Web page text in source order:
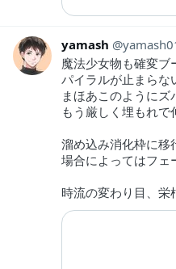
yamash
魔法少女物も確変ブ
パイラルが止まらな
まほあこのようにズ
もう厳しく埋もれ
溜め込み消化枠に移
場合によってはフェ
時流の変わり目、栄